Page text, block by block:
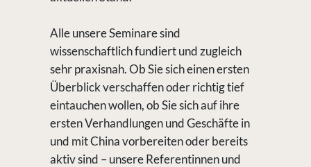
Alle unsere Seminare sind
wissenschaftlich fundiert und zugleich
sehr praxisnah. Ob Sie sich einen ersten
Überblick verschaffen oder richtig tief
eintauchen wollen, ob Sie sich auf ihre
ersten Verhandlungen und Geschäfte in
und mit China vorbereiten oder bereits
aktiv sind – unsere Referentinnen und